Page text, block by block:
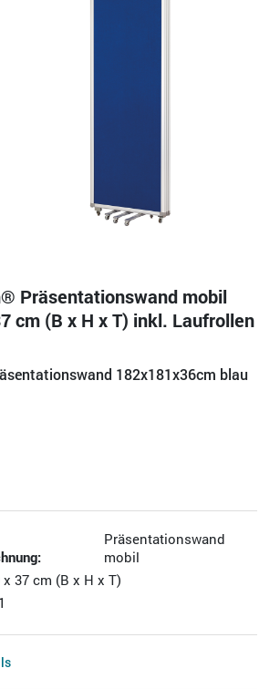
Präsentationswand mobil
cm (B x H x T) inkl. Laufrollen
182x181x36cm blau
Präsentationswand
mobil
x 37 cm (B x H x T)